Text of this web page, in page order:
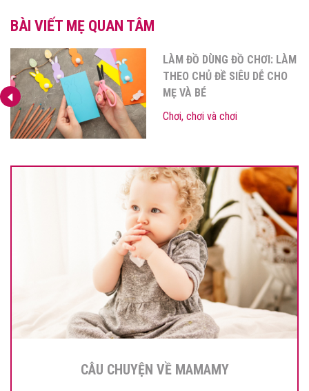
BÀI VIẾT MẸ QUAN TÂM
LÀM ĐỒ DÙNG ĐỒ CHƠI: LÀM
THEO CHỦ ĐỀ SIÊU DỄ CHO
MẸ VÀ BÉ
Chơi, chơi và chơi
CÂU CHUYỆN VỀ MAMAMY